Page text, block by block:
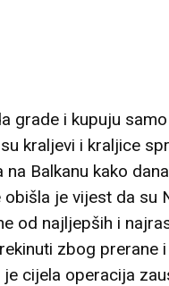
grade i kupuju
kraljevi i kraljice
Balkanu kako
je vijest da su
od najljepših i
zbog prerane
cijela operacija